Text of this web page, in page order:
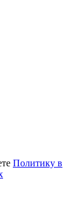
Политику в